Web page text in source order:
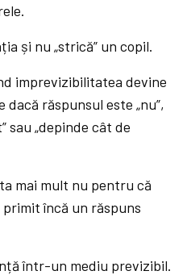
și nu „strică” un copil.
imprevizibilitatea devine
răspunsul este „nu”,
sau „depinde cât de
mai mult nu pentru că
încă un răspuns
într-un mediu previzibil.